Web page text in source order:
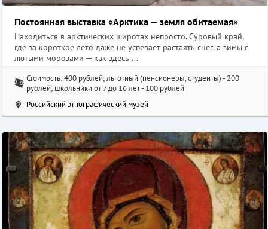
Постоянная выставка «Арктика — земля обитаемая»
Находиться в арктических широтах непросто. Суровый край,
где за короткое лето даже не успевает растаять снег, а зимы с
лютыми морозами — как здесь ...
Стоимость: 400 рублей; льготный (пенсионеры, студенты) - 200
рублей; школьники от 7 до 16 лет - 100 рублей
Российский этнографический музей